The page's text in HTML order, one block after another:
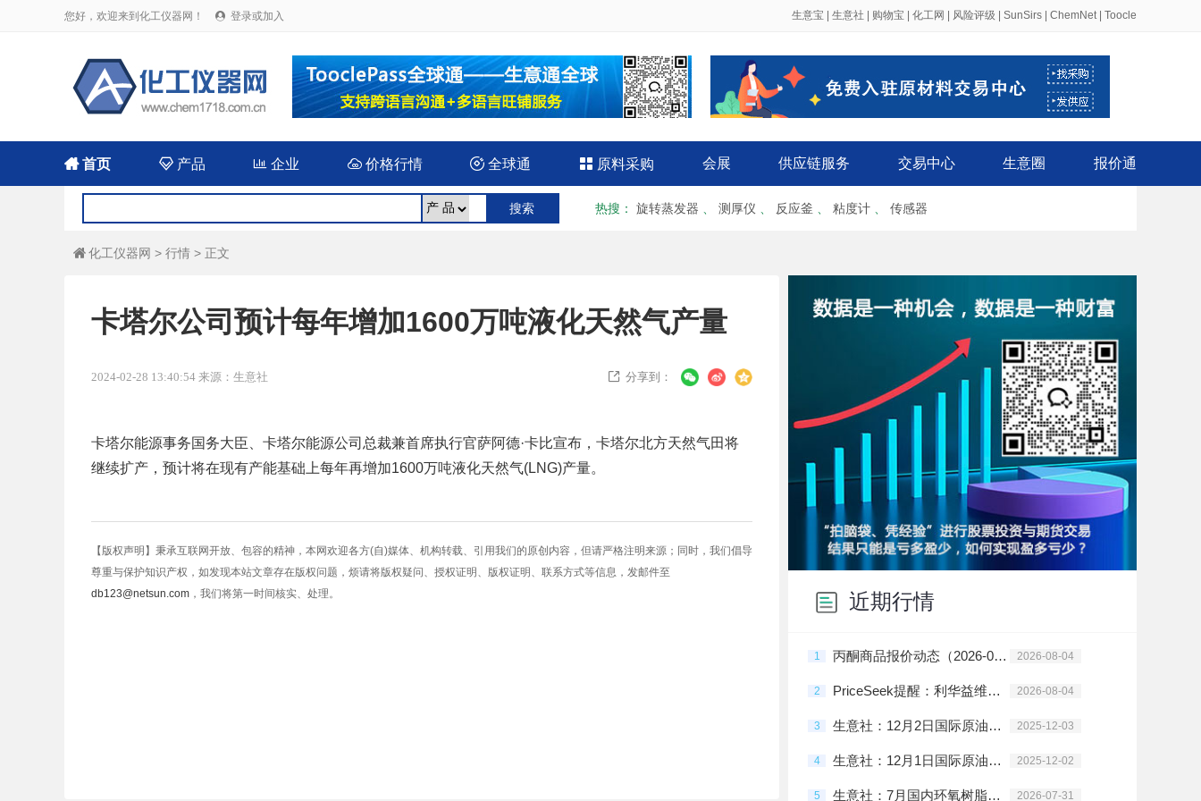
您好，欢迎来到化工仪器网！  登录或加入 生意宝 生意社 购物宝 化工网 风险评级 SunSirs ChemNet| Toocle
首页 产品  企业 价格行情  全球通  原料采购 会展 供应链服务 交易中心 生意圈 报价通
热搜 ： 旋转蒸发器 测厚仪 反应釜 粘度计 传感器
 化工仪器网 > 行情 > 正文
卡塔尔公司预计每年增加1600万吨液化天然气产量
2024-02-28 13:40:54 来源：生意社  分享到：
卡塔尔能源事务国务大臣、卡塔尔能源公司总裁兼首席执行官萨阿德·卡比宣布，卡塔尔北方天然气田将
继续扩产，预计将在现有产能基础上每年再增加1600万吨液化天然气(LNG)产量。
【版权声明】秉承互联网开放、包容的精神，本网欢迎各方(自)媒体、机构转载、引用我们的原创内容，但请严格注明来源；同时，我们倡导
尊重与保护知识产权，如发现本站文章存在版权问题，烦请将版权疑问、授权证明、版权证明、联系方式等信息，发邮件至
db123@netsun.com ，我们将第一时间核实、处理。 近期行情
1 丙酮商品报价动态（2026-08-04） 2026-08-04
2 PriceSeek提醒：利华益维远8月4日调整酚酮出厂价 2026-08-04
3 生意社：12月2日国际原油期货下跌 2025-12-03
4 生意社：12月1日国际原油期货上涨 2025-12-02
5 生意社：7月国内环氧树脂市场稳中小幅走高 2026-07-31